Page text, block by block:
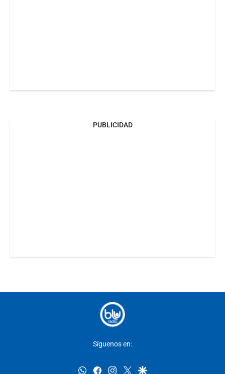
PUBLICIDAD
Síguenos en:
whatsappfacebookinstagram
twittergoogle